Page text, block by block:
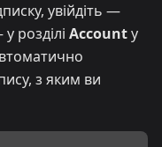
увійдіть —
розділі Accountу
з яким ви